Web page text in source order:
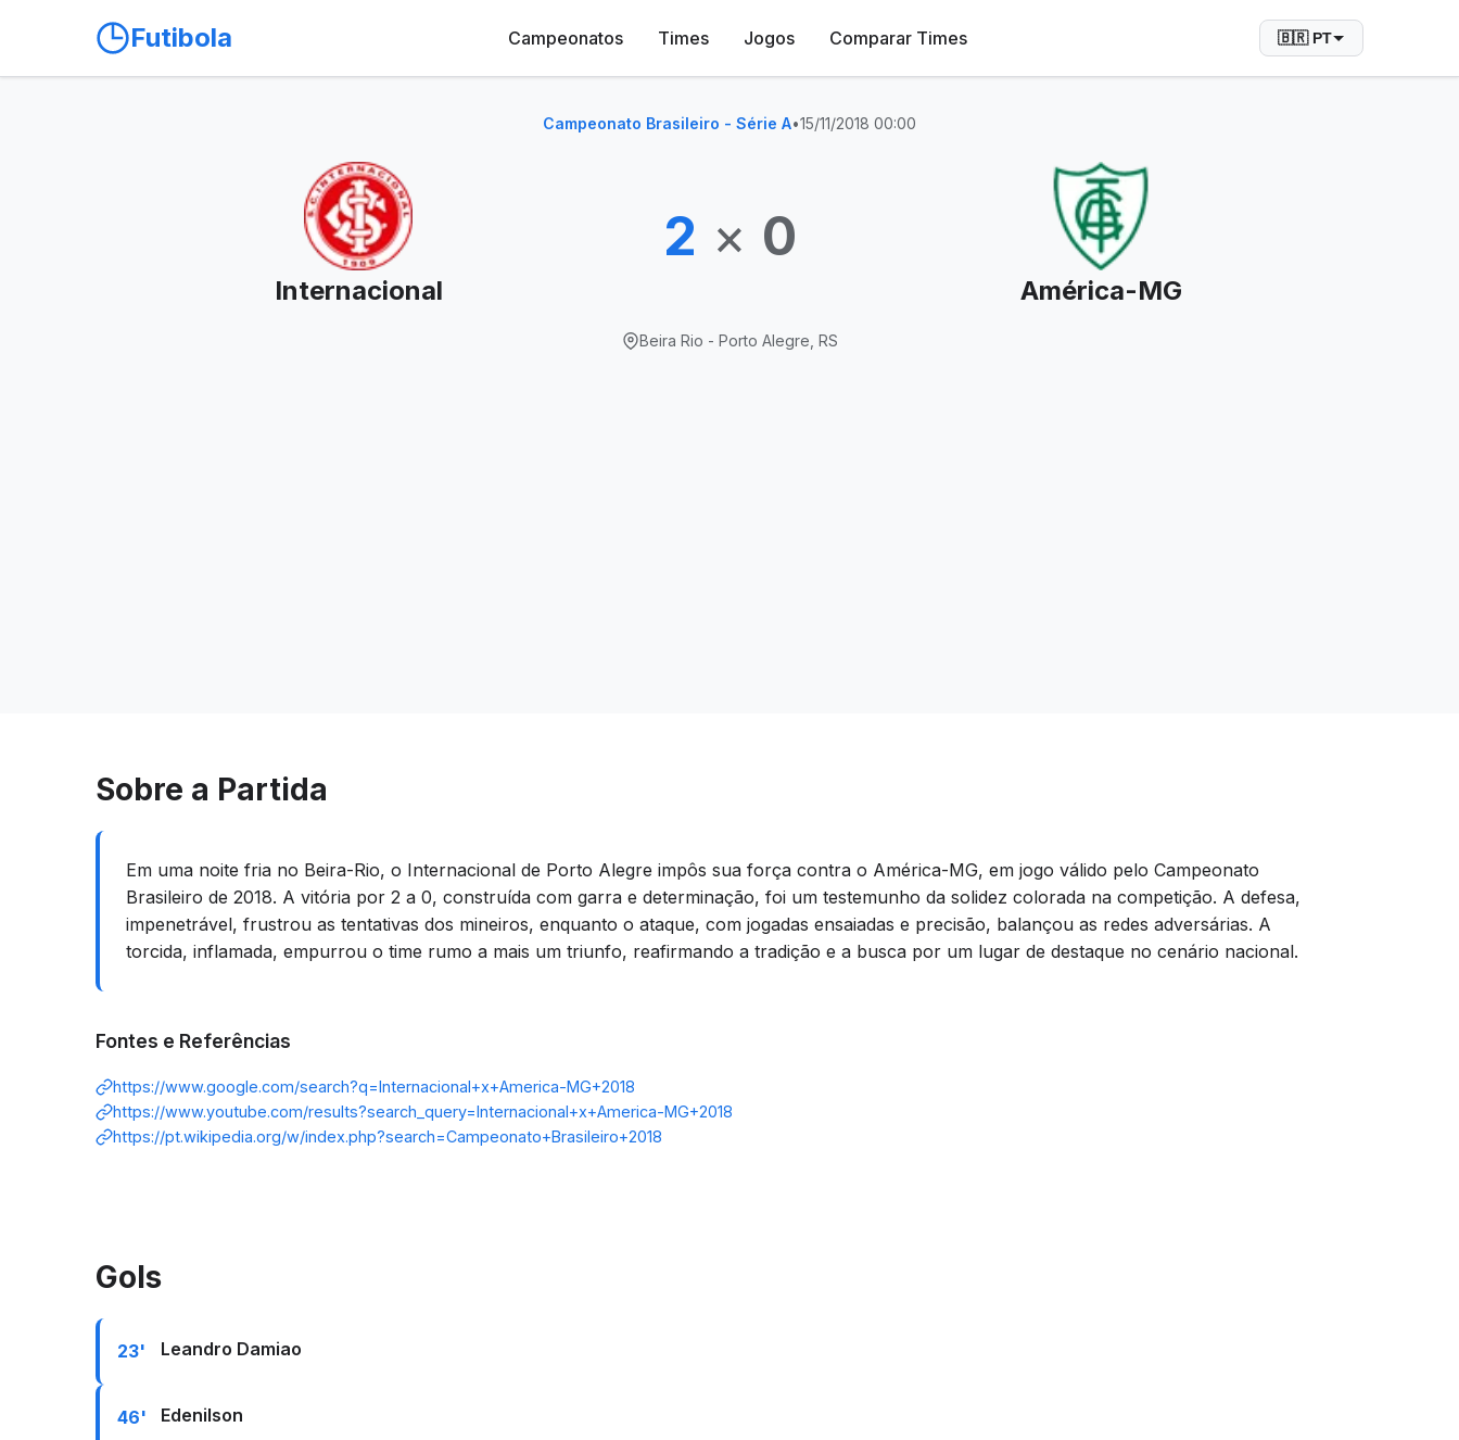
Futibola Campeonatos Times Jogos Comparar Times 🇧🇷 PT
Campeonato Brasileiro - Série A•15/11/2018 00:00
Internacional
2 × 0
América-MG
Beira Rio - Porto Alegre, RS
Sobre a Partida
Em uma noite fria no Beira-Rio, o Internacional de Porto Alegre impôs sua força contra o América-MG, em jogo válido pelo Campeonato
Brasileiro de 2018. A vitória por 2 a 0, construída com garra e determinação, foi um testemunho da solidez colorada na competição. A defesa,
impenetrável, frustrou as tentativas dos mineiros, enquanto o ataque, com jogadas ensaiadas e precisão, balançou as redes adversárias. A
torcida, inflamada, empurrou o time rumo a mais um triunfo, reafirmando a tradição e a busca por um lugar de destaque no cenário nacional.
Fontes e Referências
https://www.google.com/search?q=Internacional+x+America-MG+2018
https://www.youtube.com/results?search_query=Internacional+x+America-MG+2018
https://pt.wikipedia.org/w/index.php?search=Campeonato+Brasileiro+2018
Gols
23' Leandro Damiao
46' Edenilson